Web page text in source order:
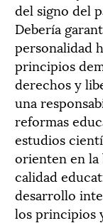
del signo del
Debería
personalidad
principios
derechos y
una
reformas
estudios
orienten en la
calidad
desarrollo
los principios